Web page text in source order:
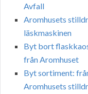
Avfall
Aromhusets
läskmaskinen
Byt bort
från Aromhuset
Byt sortiment:
Aromhusets